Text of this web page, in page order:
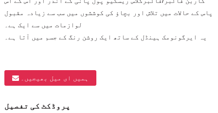
پاس کے حالات میں تلاش اور بچاؤ کی کوششوں میں سب سے زیادہ مقبول
لوازمات میں سے ایک ہے۔
یہ ایرگونومک ہینڈل کے ساتھ ایک روشن رنگ کے جسم میں آتا ہے۔
ہمیں ای میل بھیجیں۔
پروڈکٹ کی تفصیل